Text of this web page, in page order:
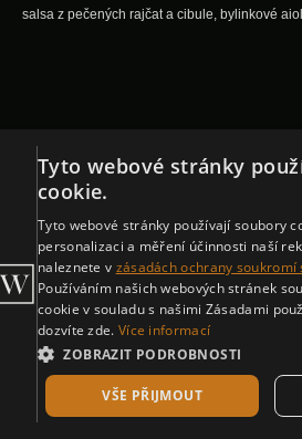
salsa z pečených rajčat a cibule, bylinkové
Tyto webové stránky
cookie.
Tyto webové stránky používají soubory
personalizaci a měření účinnosti naší
naleznete v zásadách ochrany soukromí
Používáním našich webových stránek
cookie v souladu s našimi Zásadami
dozvíte zde. Více informací
ZOBRAZIT PODROBNOSTI
VŠE PŘIJMOUT